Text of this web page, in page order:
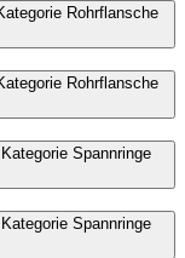
Rohrflansche
Rohrflansche
Spannringe
Spannringe